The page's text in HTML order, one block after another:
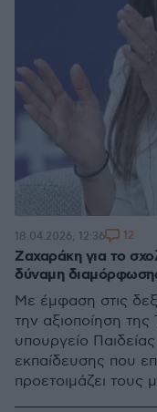
Ζαχαράκη για το
δύναμη
Με έμφαση στις
την αξιοποίηση
υπουργείο
εκπαίδευσης που
προετοιμάζει τους
18.04.2026, 12:36 12